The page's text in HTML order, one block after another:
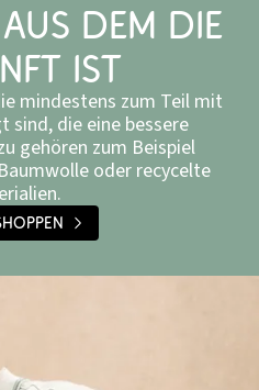
dem die
ist
mindestens zum Teil mit
die eine bessere
gehören zum Beispiel
oder recycelte